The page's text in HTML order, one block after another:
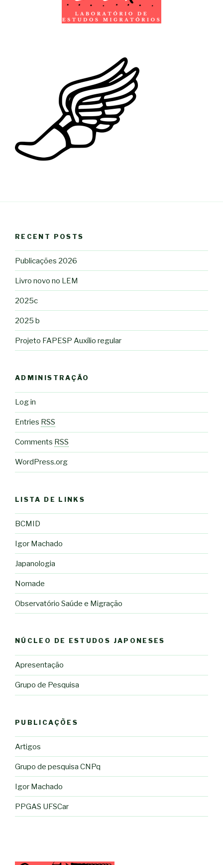
RECENT POSTS
Publicações 2026
Livro novo no LEM
2025c
2025 b
Projeto FAPESP Auxílio regular
ADMINISTRAÇÃO
Log in
Entries RSS
Comments RSS
WordPress.org
LISTA DE LINKS
BCMID
Igor Machado
Japanologia
Nomade
Observatório Saúde e Migração
NÚCLEO DE ESTUDOS JAPONESES
Apresentação
Grupo de Pesquisa
PUBLICAÇÕES
Artigos
Grupo de pesquisa CNPq
Igor Machado
PPGAS UFSCar